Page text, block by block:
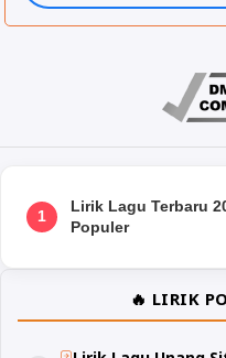
1
Lirik Lagu Terbaru
Populer
🔥 LIRIK